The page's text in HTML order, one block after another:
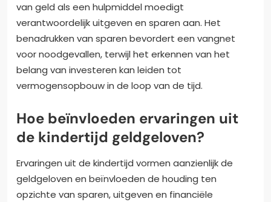
van geld als een hulpmiddel moedigt
verantwoordelijk uitgeven en sparen aan. Het
benadrukken van sparen bevordert een vangnet
voor noodgevallen, terwijl het erkennen van het
belang van investeren kan leiden tot
vermogensopbouw in de loop van de tijd.
Hoe beïnvloeden ervaringen uit
de kindertijd geldgeloven?
Ervaringen uit de kindertijd vormen aanzienlijk de
geldgeloven en beïnvloeden de houding ten
opzichte van sparen, uitgeven en financiële